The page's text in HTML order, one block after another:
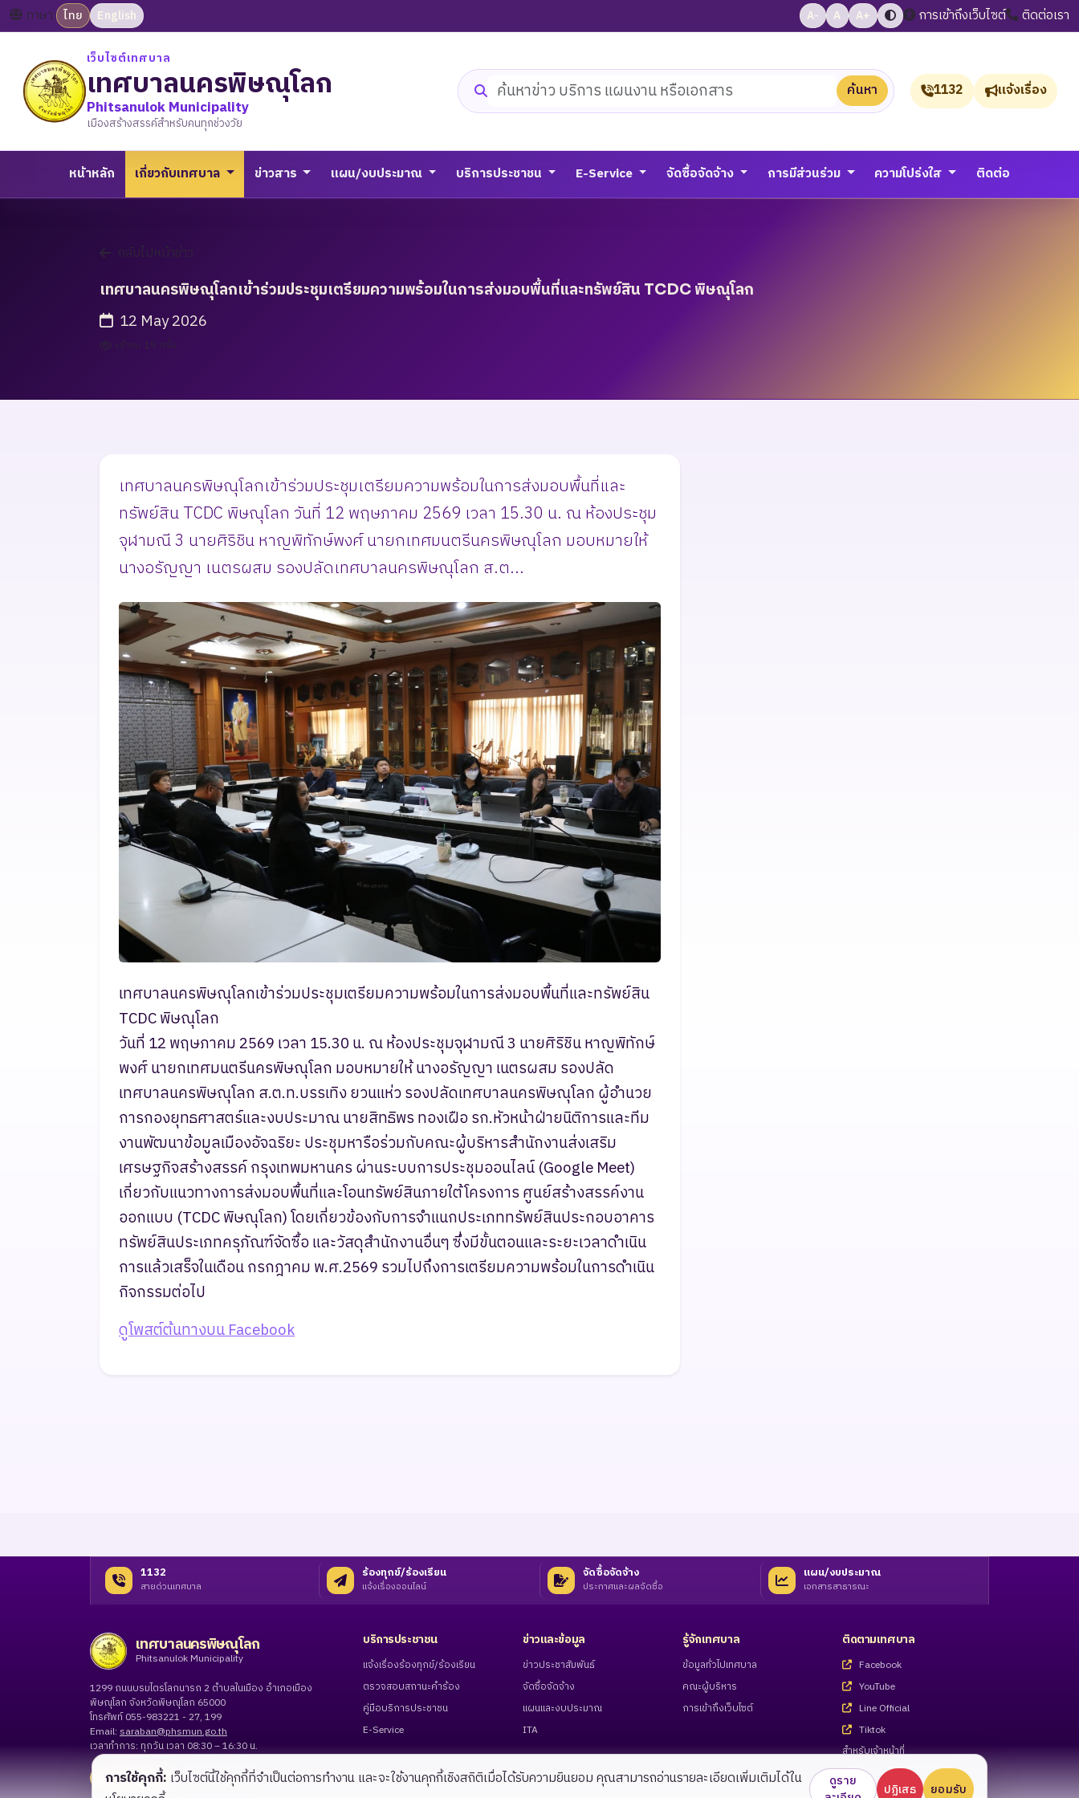
ภาษา: ไทย English A- A A+ การเข้าถึงเว็บไซต์ ติดต่อเรา
เว็บไซต์เทศบาล
เทศบาลนครพิษณุโลก
Phitsanulok Municipality
เมืองสร้างสรรค์สำหรับคนทุกช่วงวัย
ค้นหาเว็บไซต์ ค้นหา 1132 แจ้งเรื่อง
หน้าหลัก เกี่ยวกับเทศบาล ข่าวสาร แผน/งบประมาณ บริการประชาชน E-Service จัดซื้อจัดจ้าง การมีส่วนร่วม ความโปร่งใส ติดต่อ
กลับไปหน้าข่าว
เทศบาลนครพิษณุโลกเข้าร่วมประชุมเตรียมความพร้อมในการส่งมอบพื้นที่และทรัพย์สิน TCDC พิษณุโลก
12 May 2026
เข้าชม 19 ครั้ง
เทศบาลนครพิษณุโลกเข้าร่วมประชุมเตรียมความพร้อมในการส่งมอบพื้นที่และ
ทรัพย์สิน TCDC พิษณุโลก วันที่ 12 พฤษภาคม 2569 เวลา 15.30 น. ณ ห้องประชุม
จุฬามณี 3 นายศิริชิน หาญพิทักษ์พงศ์ นายกเทศมนตรีนครพิษณุโลก มอบหมายให้
นางอรัญญา เนตรผสม รองปลัดเทศบาลนครพิษณุโลก ส.ต...
เทศบาลนครพิษณุโลกเข้าร่วมประชุมเตรียมความพร้อมในการส่งมอบพื้นที่และทรัพย์สิน
TCDC พิษณุโลก
วันที่ 12 พฤษภาคม 2569 เวลา 15.30 น. ณ ห้องประชุมจุฬามณี 3 นายศิริชิน หาญพิทักษ์
พงศ์ นายกเทศมนตรีนครพิษณุโลก มอบหมายให้ นางอรัญญา เนตรผสม รองปลัด
เทศบาลนครพิษณุโลก ส.ต.ท.บรรเทิง ยวนแห่ว รองปลัดเทศบาลนครพิษณุโลก ผู้อำนวย
การกองยุทธศาสตร์และงบประมาณ นายสิทธิพร ทองเฝือ รก.หัวหน้าฝ่ายนิติการและทีม
งานพัฒนาข้อมูลเมืองอัจฉริยะ ประชุมหารือร่วมกับคณะผู้บริหารสำนักงานส่งเสริม
เศรษฐกิจสร้างสรรค์ กรุงเทพมหานคร ผ่านระบบการประชุมออนไลน์ (Google Meet)
เกี่ยวกับแนวทางการส่งมอบพื้นที่และโอนทรัพย์สินภายใต้โครงการ ศูนย์สร้างสรรค์งาน
ออกแบบ (TCDC พิษณุโลก) โดยเกี่ยวข้องกับการจำแนกประเภททรัพย์สินประกอบอาคาร
ทรัพย์สินประเภทครุภัณฑ์จัดซื้อ และวัสดุสำนักงานอื่นๆ ซึ่งมีขั้นตอนและระยะเวลาดำเนิน
การแล้วเสร็จในเดือน กรกฎาคม พ.ศ.2569 รวมไปถึงการเตรียมความพร้อมในการดำเนิน
กิจกรรมต่อไป
ดูโพสต์ต้นทางบน Facebook
1132
สายด่วนเทศบาล
ร้องทุกข์/ร้องเรียน
แจ้งเรื่องออนไลน์
จัดซื้อจัดจ้าง
ประกาศและผลจัดซื้อ
แผน/งบประมาณ
เอกสารสาธารณะ
เทศบาลนครพิษณุโลก
Phitsanulok Municipality
1299 ถนนบรมไตรโลกนารถ 2 ตำบลในเมือง อำเภอเมือง
พิษณุโลก จังหวัดพิษณุโลก 65000
โทรศัพท์ 055-983221 - 27, 199
Email: saraban@phsmun.go.th
เวลาทำการ: ทุกวัน เวลา 08:30 – 16:30 น.
ติดต่อเทศบาล แจ้งเรื่องออนไลน์
บริการประชาชน
แจ้งเรื่องร้องทุกข์/ร้องเรียน
ตรวจสอบสถานะคำร้อง
คู่มือบริการประชาชน
E-Service
ข่าวและข้อมูล
ข่าวประชาสัมพันธ์
จัดซื้อจัดจ้าง
แผนและงบประมาณ
ITA
รู้จักเทศบาล
ข้อมูลทั่วไปเทศบาล
คณะผู้บริหาร
การเข้าถึงเว็บไซต์
ติดตามเทศบาล
Facebook
YouTube
Line Official
Tiktok
สำหรับเจ้าหน้าที่
Call Center 055-983221 - 27
การใช้คุกกี้: เว็บไซต์นี้ใช้คุกกี้ที่จำเป็นต่อการทำงาน และจะใช้งานคุกกี้เชิงสถิติเมื่อได้รับความยินยอม คุณสามารถอ่านรายละเอียดเพิ่มเติมได้ใน
ดูราย
ปฏิเสธ ยอมรับ